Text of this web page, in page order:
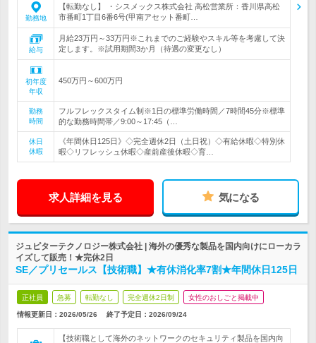
勤務地
【転勤なし】 ・シスメックス株式会社 高松営業所：香川県高松
市番町1丁目6番6号(甲南アセット番町…
給与
月給23万円～33万円※これまでのご経験やスキル等を考慮して決
定します。※試用期間3か月（待遇の変更なし）
初年度
年収
450万円～600万円
勤務
時間
フルフレックスタイム制※1日の標準労働時間／7時間45分※標準
的な勤務時間帯／9:00～17:45（…
休日
休暇
《年間休日125日》◇完全週休2日（土日祝）◇有給休暇◇特別休
暇◇リフレッシュ休暇◇産前産後休暇◇育…
求人詳細を見る 気になる
ジュピターテクノロジー株式会社 | 海外の優秀な製品を国内向けにローカラ
イズして販売！★完休2日
SE／プリセールス【技術職】★有休消化率7割★年間休日125日
正社員 急募 転勤なし 完全週休2日制 女性のおしごと掲載中
情報更新日：2026/05/26 終了予定日： 2026/09/24
【技術職として海外のネットワークのセキュリティ製品を国内向